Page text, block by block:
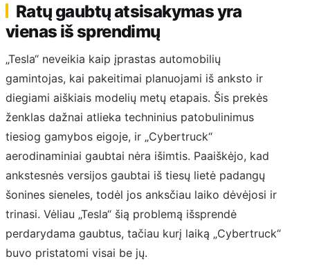
Ratų gaubtų atsisakymas yra
vienas iš sprendimų
„Tesla“ neveikia kaip įprastas automobilių
gamintojas, kai pakeitimai planuojami iš anksto ir
diegiami aiškiais modelių metų etapais. Šis prekės
ženklas dažnai atlieka techninius patobulinimus
tiesiog gamybos eigoje, ir „Cybertruck“
aerodinaminiai gaubtai nėra išimtis. Paaiškėjo, kad
ankstesnės versijos gaubtai iš tiesų lietė padangų
šonines sieneles, todėl jos anksčiau laiko dėvėjosi ir
trinasi. Vėliau „Tesla“ šią problemą išsprendė
perdarydama gaubtus, tačiau kurį laiką „Cybertruck“
buvo pristatomi visai be jų.